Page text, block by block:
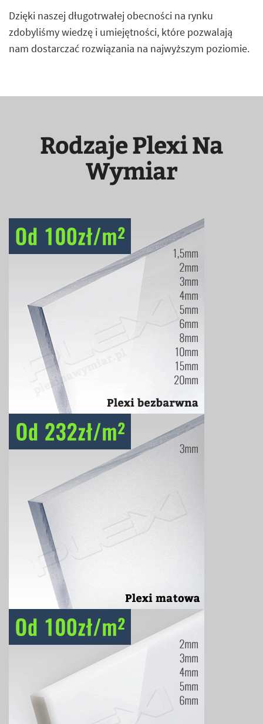
Dzięki naszej długotrwałej obecności na rynku
zdobyliśmy wiedzę i umiejętności, które pozwalają
nam dostarczać rozwiązania na najwyższym poziomie.
Rodzaje Plexi Na
Wymiar